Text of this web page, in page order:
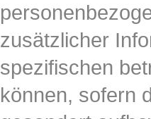
zusätzlicher
spezifischen
können, sofern